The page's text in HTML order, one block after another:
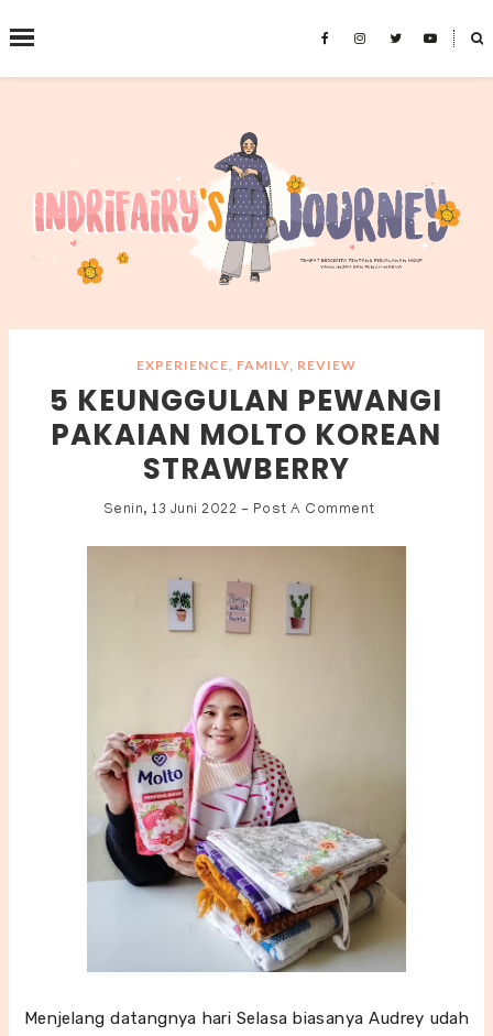
˟
SEARCH THIS BLOG
EXPERIENCE, FAMILY, REVIEW
5 KEUNGGULAN PEWANGI
PAKAIAN MOLTO KOREAN
STRAWBERRY
Senin, 13 Juni 2022 - Post A Comment
Menjelang datangnya hari Selasa biasanya Audrey udah